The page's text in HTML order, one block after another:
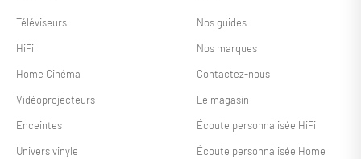
Téléviseurs
HiFi
Home Cinéma
Vidéoprojecteurs
Enceintes
Univers vinyle
Nos guides
Nos marques
Contactez-nous
Le magasin
Écoute personnalisée HiFi
Écoute personnalisée Home